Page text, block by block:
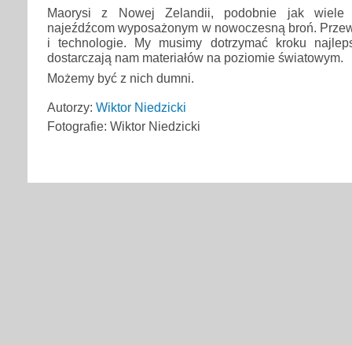
Maorysi z Nowej Zelandii, podobnie jak wiele
najeźdźcom wyposażonym w nowoczesną broń.
i technologie. My musimy dotrzymać kroku
dostarczają nam materiałów na poziomie światowym.
Możemy być z nich dumni.
Autorzy: Wiktor Niedzicki
Fotografie: Wiktor Niedzicki